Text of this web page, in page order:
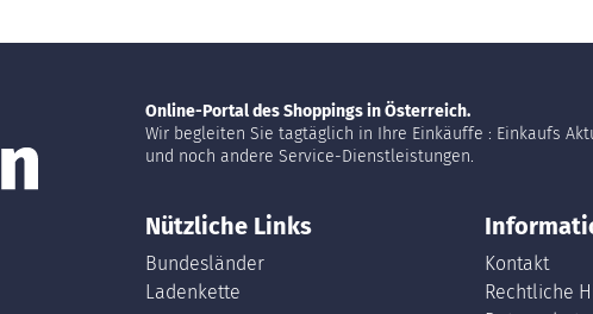
Online-Portal des Shoppings in Österreich.
Wir begleiten Sie tagtäglich in Ihre Einkäuffe : Einkaufs
und noch andere Service-Dienstleistungen.
Nützliche Links
Bundesländer
Ladenkette
Kontakt
Rechtliche